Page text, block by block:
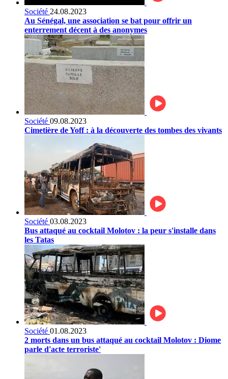
Société 24.08.2023
Au Sénégal, une association se bat pour offrir un
enterrement décent à des anonymes
Société 09.08.2023
Cimetière de Yoff : à la découverte des tombes des vivants
Société 03.08.2023
Bus attaqué au cocktail Molotov : la peur s'installe dans
les Tatas
Société 01.08.2023
2 morts dans un bus attaqué au cocktail Molotov : Diome
parle d'acte terroriste'